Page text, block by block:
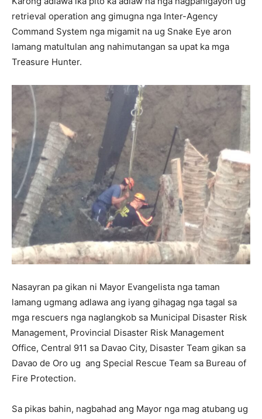
retrieval operation ang gimugna nga Inter-Agency
Command System nga migamit na ug Snake Eye aron
lamang matultulan ang nahimutangan sa upat ka mga
Treasure Hunter.
Nasayran pa gikan ni Mayor Evangelista nga taman
lamang ugmang adlawa ang iyang gihagag nga tagal sa
mga rescuers nga naglangkob sa Municipal Disaster Risk
Management, Provincial Disaster Risk Management
Office, Central 911 sa Davao City, Disaster Team gikan sa
Davao de Oro ug ang Special Rescue Team sa Bureau of
Fire Protection.
Sa pikas bahin, nagbahad ang Mayor nga mag atubang ug